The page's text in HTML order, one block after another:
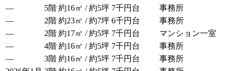
—
5階 約16㎡ / 約5坪 7千円台
事務所
—
2階 約23㎡ / 約7坪 6千円台
事務所
—
2階 約17㎡ / 約5坪 7千円台
マンション一室
—
4階 約16㎡ / 約5坪 7千円台
事務所
—
3階 約16㎡ / 約5坪 7千円台
事務所